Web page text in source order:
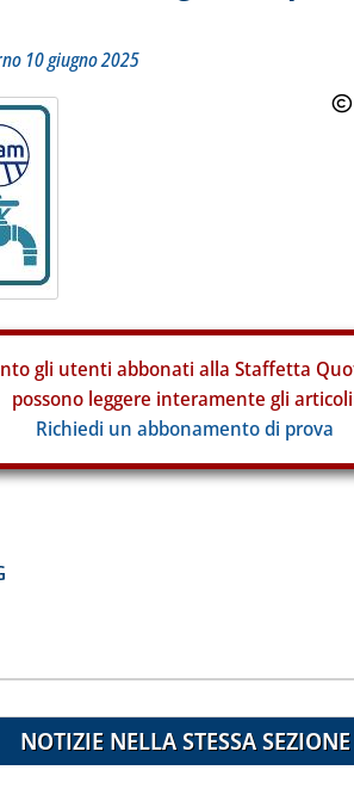
10 giugno 2025
gli utenti abbonati alla Staffetta
possono leggere interamente gli
Richiedi un abbonamento di prova
alla notizia
NOTIZIE NELLA STESSA SEZIONE